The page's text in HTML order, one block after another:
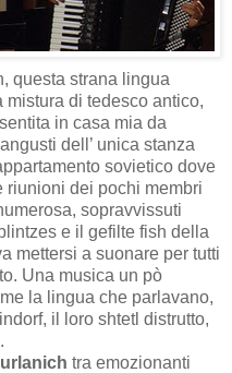
questa strana lingua
di tedesco antico,
in casa mia da
dell’ unica stanza
sovietico dove
riunioni dei pochi membri
sopravvissuti
e il gefilte fish della
mettersi a suonare per tutti
Una musica un pò
la lingua che parlavano,
il loro shtetl distrutto,
tra emozionanti